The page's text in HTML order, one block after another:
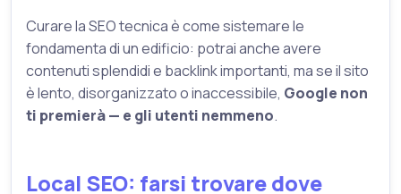
Curare la SEO tecnica è come sistemare le
fondamenta di un edificio: potrai anche avere
contenuti splendidi e backlink importanti, ma se il sito
è lento, disorganizzato o inaccessibile, Google non
ti premierà — e gli utenti nemmeno.
Local SEO: farsi trovare dove